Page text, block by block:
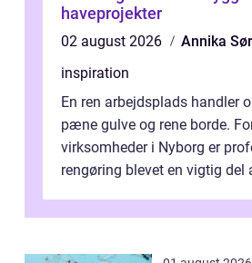
haveprojekter
02 august 2026
Annika
inspiration
En ren arbejdsplads handler
pæne gulve og rene borde.
virksomheder i Nyborg er
rengøring blevet en vigtig del
samlede ...